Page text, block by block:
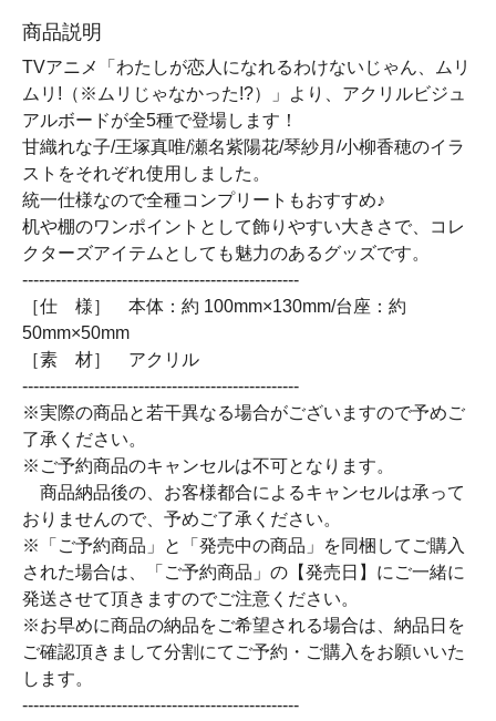
商品説明
TVアニメ「わたしが恋人になれるわけないじゃん、ムリ
ムリ!（※ムリじゃなかった!?）」より、アクリルビジュ
アルボードが全5種で登場します！
甘織れな子/王塚真唯/瀬名紫陽花/琴紗月/小柳香穂のイラ
ストをそれぞれ使用しました。
統一仕様なので全種コンプリートもおすすめ♪
机や棚のワンポイントとして飾りやすい大きさで、コレ
クターズアイテムとしても魅力のあるグッズです。
--------------------------------------------------
［仕 様］ 本体：約 100mm×130mm/台座：約
50mm×50mm
［素 材］ アクリル
--------------------------------------------------
※実際の商品と若干異なる場合がございますので予めご
了承ください。
※ご予約商品のキャンセルは不可となります。
商品納品後の、お客様都合によるキャンセルは承って
おりませんので、予めご了承ください。
※「ご予約商品」と「発売中の商品」を同梱してご購入
された場合は、「ご予約商品」の【発売日】にご一緒に
発送させて頂きますのでご注意ください。
※お早めに商品の納品をご希望される場合は、納品日を
ご確認頂きまして分割にてご予約・ご購入をお願いいた
します。
--------------------------------------------------